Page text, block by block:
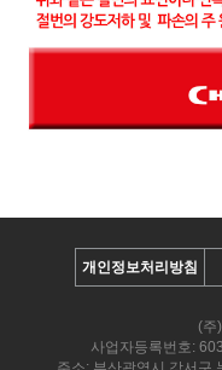
개인정보처리방침
(주
사업자등록번호: